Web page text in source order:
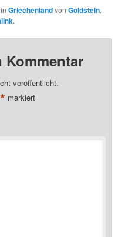
inGriechenlandvonGoldstein.
.
Kommentar
veröffentlicht.
* markiert